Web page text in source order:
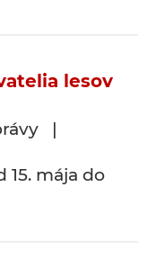
lesov
|
mája do